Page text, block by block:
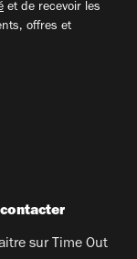
et de recevoir les
offres et
sur Time Out